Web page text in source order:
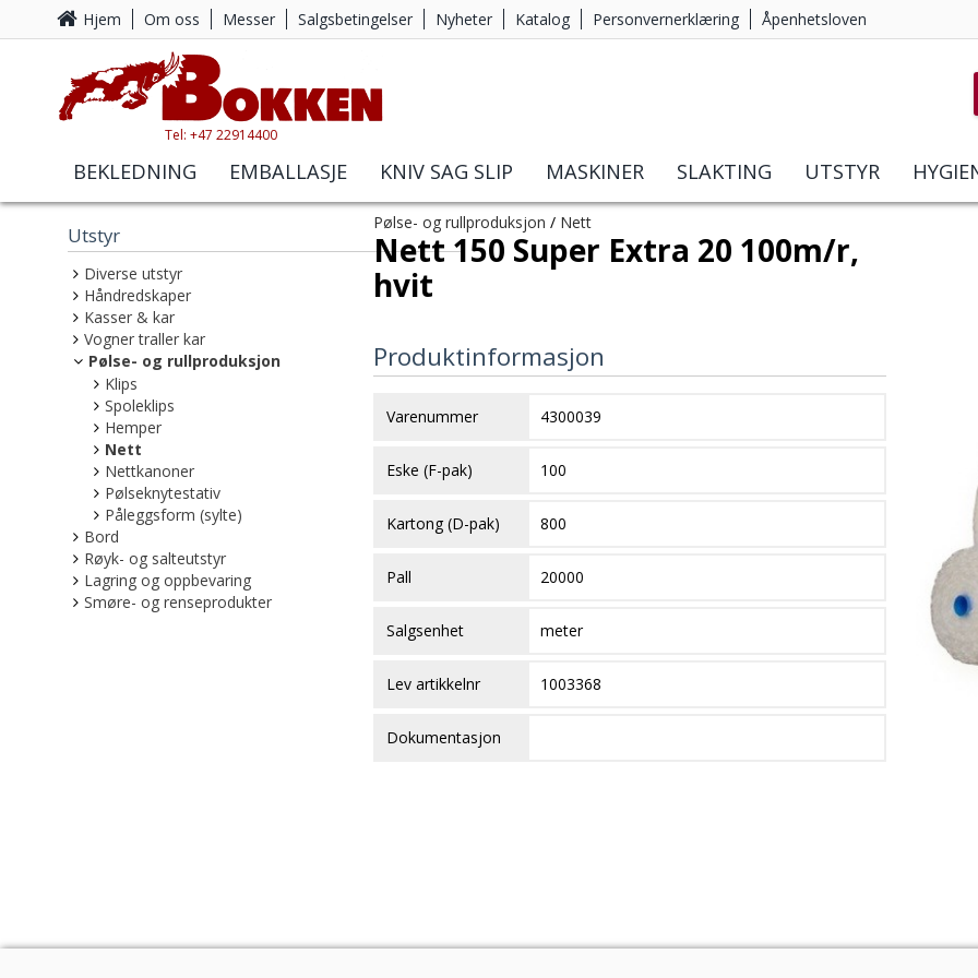
Hjem Om oss Messer Salgsbetingelser Nyheter Katalog Personvernerklæring Åpenhetsloven
Tel: +47 22914400
BEKLEDNING EMBALLASJE KNIV SAG SLIP MASKINER SLAKTING UTSTYR
Utstyr
Diverse utstyr
Håndredskaper
Kasser & kar
Vogner traller kar
Pølse- og rullproduksjon
Klips
Spoleklips
Hemper
Nett
Nettkanoner
Pølseknytestativ
Påleggsform (sylte)
Bord
Røyk- og salteutstyr
Lagring og oppbevaring
Smøre- og renseprodukter
Pølse- og rullproduksjon / Nett
Nett 150 Super Extra 20 100m/r,
hvit
Produktinformasjon
Varenummer 4300039
Eske (F-pak) 100
Kartong (D-pak) 800
Pall 20000
Salgsenhet meter
Lev artikkelnr 1003368
Dokumentasjon